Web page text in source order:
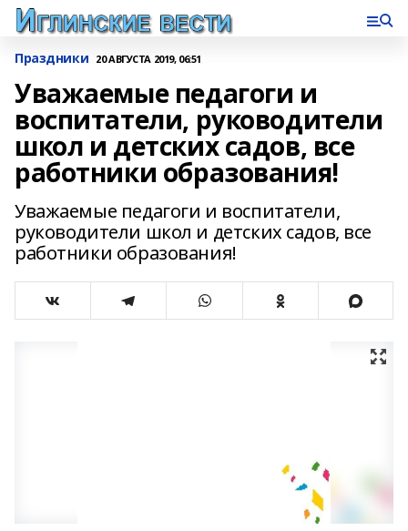
Праздники 20 АВГУСТА 2019, 06:51
Уважаемые педагоги и
воспитатели, руководители
школ и детских садов, все
работники образования!
Уважаемые педагоги и воспитатели,
руководители школ и детских садов, все
работники образования!